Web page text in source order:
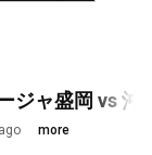
ジャ盛岡 vs
more